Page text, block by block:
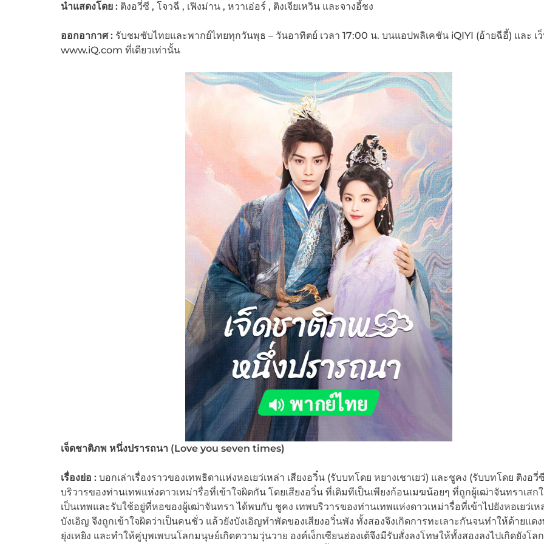
นำแสดงโดย :ติงอวี่ซี , โจวฉี , เฟิงม่าน , หวาเอ่อร์ , ติงเจียเหวิน และจางอี้ชง
ออกอากาศ :รับชมซับไทยและพากย์ไทยทุกวันพุธ – วันอาทิตย์ เวลา 17:00 น. บนแอปพลิเคชัน iQIYI (อ้ายฉีอี้) และ เ
www.iQ.com ที่เดียวเท่านั้น
เจ็ดชาติภพ หนึ่งปรารถนา (Love you seven times)
เรื่องย่อ :บอกเล่าเรื่องราวของเทพธิดาแห่งหอเยว่เหล่า เสียงอวิ๋น (รับบทโดย หยางเชาเยว่) และชูคง (รับบทโดย ติงอวี่
บริวารของท่านเทพแห่งดาวเหม่ารื่อที่เข้าใจผิดกัน โดยเสียงอวิ๋น ที่เดิมทีเป็นเพียงก้อนเมฆน้อยๆ ที่ถูกผู้เฒ่าจันทราเสก
เป็นเทพและรับใช้อยู่ที่หอของผู้เฒ่าจันทรา ได้พบกับ ชูคง เทพบริวารของท่านเทพแห่งดาวเหม่ารื่อที่เข้าไปยังหอเยว่เห
บังเอิญ จึงถูกเข้าใจผิดว่าเป็นคนชั่ว แล้วยังบังเอิญทำพัดของเสียงอวิ๋นพัง ทั้งสองจึงเกิดการทะเลาะกันจนทำให้ด้ายแด
ยุ่งเหยิง และทำให้คู่บุพเพบนโลกมนุษย์เกิดความวุ่นวาย องค์เง็กเซียนฮ่องเต้จึงมีรับสั่งลงโทษให้ทั้งสองลงไปเกิดยังโล